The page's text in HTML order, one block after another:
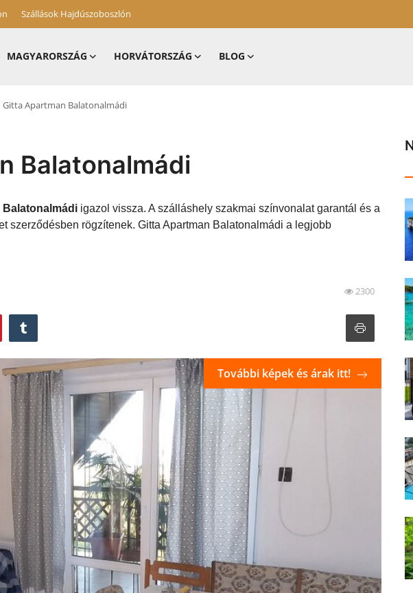
Szállások Hajdúszoboszlón
MAGYARORSZÁG HORVÁTORSZÁG BLOG
Gitta Apartman Balatonalmádi
Balatonalmádi
Balatonalmádi igazol vissza. A szálláshely szakmai színvonalat garantál és a
szerződésben rögzítenek. Gitta Apartman Balatonalmádi a legjobb
2300
További képek és árak itt!